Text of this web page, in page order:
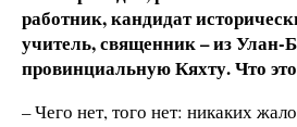
работник, кандидат
учитель, священник – из Улан-
провинциальную Кяхту. Что
– Чего нет, того нет: никаких